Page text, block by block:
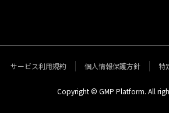
サービス利用規約 個人情報保護方針 特
Copyright © GMP Platform. All